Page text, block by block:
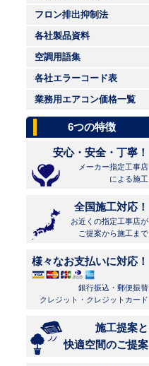
フロン排出抑制法
各社製品資料
空調用語集
各社エラーコード表
業務用エアコン価格一覧
6つの特徴
安心・安全・丁寧！
メーカー指定工事店
による施工
全国施工対応！
お近くの指定工事店が
ご提案から施工まで
様々なお支払いに対応！
銀行振込・郵便振替
クレジット・クレジットカード
施工提案と
快適空間のご提案